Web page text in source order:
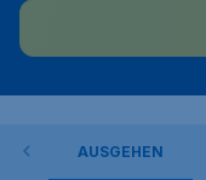
AUSGEHEN